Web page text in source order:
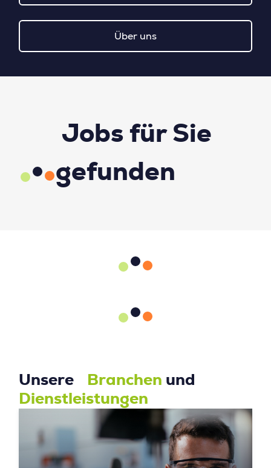
Über uns
Unsere Branchen und
Dienstleistungen